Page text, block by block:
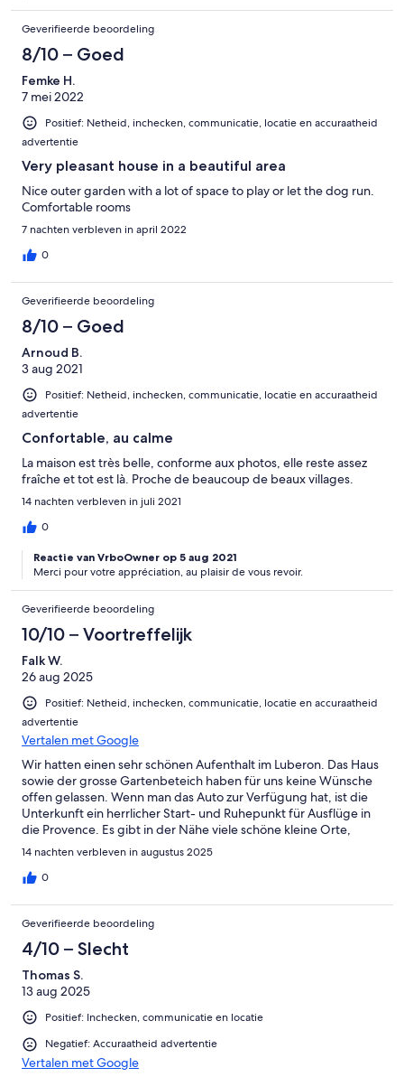
Geverifieerde beoordeling
8/10 – Goed
Femke H.
7 mei 2022
Positief: Netheid, inchecken, communicatie, locatie en accuraatheid
advertentie
Very pleasant house in a beautiful area
Nice outer garden with a lot of space to play or let the dog run.
Comfortable rooms
7 nachten verbleven in april 2022
0
Geverifieerde beoordeling
8/10 – Goed
Arnoud B.
3 aug 2021
Positief: Netheid, inchecken, communicatie, locatie en accuraatheid
advertentie
Confortable, au calme
La maison est très belle, conforme aux photos, elle reste assez
fraîche et tot est là. Proche de beaucoup de beaux villages.
14 nachten verbleven in juli 2021
0
Reactie van VrboOwner op 5 aug 2021
Merci pour votre appréciation, au plaisir de vous revoir.
Geverifieerde beoordeling
10/10 – Voortreffelijk
Falk W.
26 aug 2025
Positief: Netheid, inchecken, communicatie, locatie en accuraatheid
advertentie
Vertalen met Google
Wir hatten einen sehr schönen Aufenthalt im Luberon. Das Haus
sowie der grosse Gartenbeteich haben für uns keine Wünsche
offen gelassen. Wenn man das Auto zur Verfügung hat, ist die
Unterkunft ein herrlicher Start- und Ruhepunkt für Ausflüge in
die Provence. Es gibt in der Nähe viele schöne kleine Orte,
denen man einen Besuch abstatten sollte. Vielen Dank an
Danielle und Jean-Marc für die nette Begrüßung und die
Unterstützung bei der Lösung von kleinen Problemchen.
14 nachten verbleven in augustus 2025
0
Geverifieerde beoordeling
4/10 – Slecht
Thomas S.
13 aug 2025
Positief: Inchecken, communicatie en locatie
Negatief: Accuraatheid advertentie
Vertalen met Google